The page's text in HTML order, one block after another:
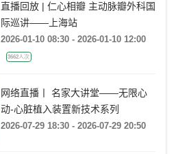
直播回放 | 仁心相瓣 主动脉瓣外科国
际巡讲——上海站
2026-01-10 08:30 - 2026-01-10 12:00
3662人次
网络直播丨 名家大讲堂——无限心
动-心脏植入装置新技术系列
2026-07-29 18:30 - 2026-07-29 20:50